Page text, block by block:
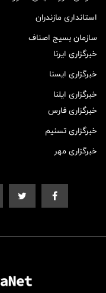
استانداری مازندران
سازمان بسیج اصناف
خبرگزاری ایرنا
خبرگزاری ایسنا
خبرگزاری ایلنا
خبرگزاری فارس
خبرگزاری تسنیم
خبرگزاری مهر